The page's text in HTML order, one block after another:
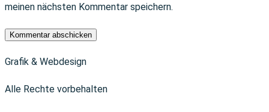
meinen nächsten Kommentar speichern.
Grafik & Webdesign
Alle Rechte vorbehalten